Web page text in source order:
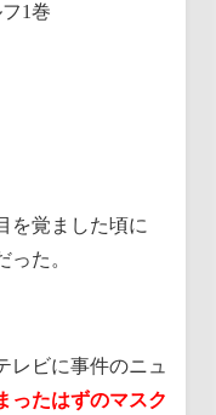
1巻
を覚ました頃に
た。
レビに事件のニュ
ったはずのマスク